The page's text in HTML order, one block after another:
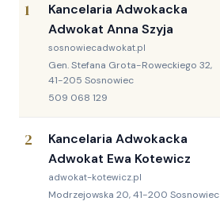
1
Kancelaria Adwokacka
Adwokat Anna Szyja
sosnowiecadwokat.pl
Gen. Stefana Grota-Roweckiego 32,
41-205 Sosnowiec
509 068 129
2
Kancelaria Adwokacka
Adwokat Ewa Kotewicz
adwokat-kotewicz.pl
Modrzejowska 20, 41-200 Sosnowiec